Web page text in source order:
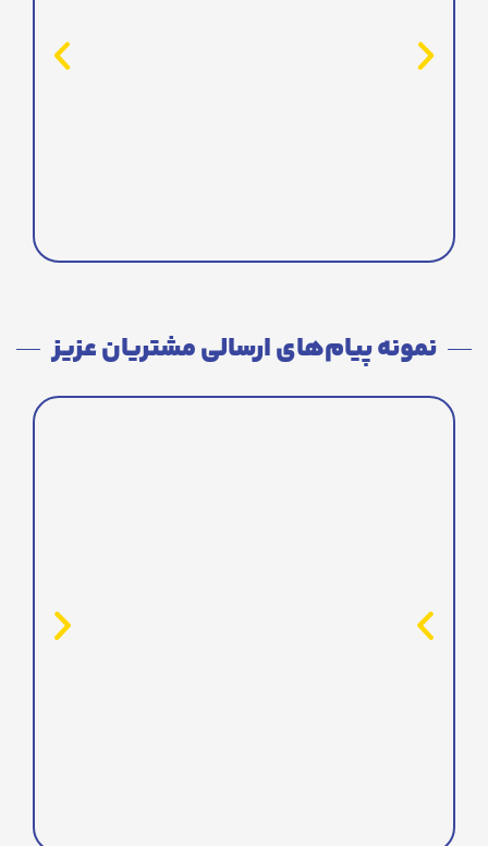
نمونه پیام‌های ارسالی مشتریان عزیز